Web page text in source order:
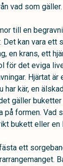
vad som gäller.
till en
Det kan vara ett
en krans, ett
för det eviga
Hjärtat
har kär, en
gäller
på formen. Vad
bukett eller en
ett